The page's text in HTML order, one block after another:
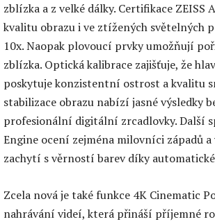
zblízka a z velké dálky. Certifikace ZEISS
kvalitu obrazu i ve ztížených světelných
10x. Naopak plovoucí prvky umožňují
zblízka. Optická kalibrace zajišťuje, že
poskytuje konzistentní ostrost a kvalitu
stabilizace obrazu nabízí jasné výsledky
profesionální digitální zrcadlovky. Další
Engine ocení zejména milovníci západů
zachytí s věrností barev díky
Zcela nová je také funkce 4K Cinematic
nahrávání videí, která přináší příjemné